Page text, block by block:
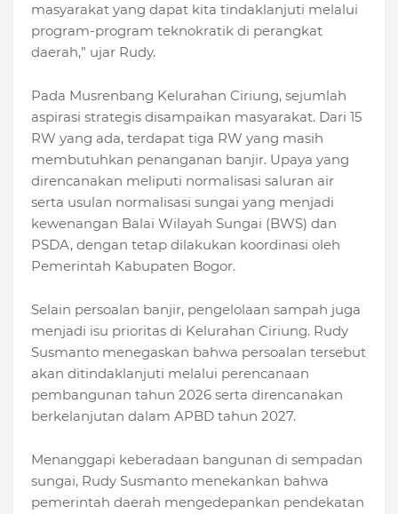
masyarakat yang dapat kita tindaklanjuti melalui
program-program teknokratik di perangkat
daerah,” ujar Rudy.
Pada Musrenbang Kelurahan Ciriung, sejumlah
aspirasi strategis disampaikan masyarakat. Dari 15
RW yang ada, terdapat tiga RW yang masih
membutuhkan penanganan banjir. Upaya yang
direncanakan meliputi normalisasi saluran air
serta usulan normalisasi sungai yang menjadi
kewenangan Balai Wilayah Sungai (BWS) dan
PSDA, dengan tetap dilakukan koordinasi oleh
Pemerintah Kabupaten Bogor.
Selain persoalan banjir, pengelolaan sampah juga
menjadi isu prioritas di Kelurahan Ciriung. Rudy
Susmanto menegaskan bahwa persoalan tersebut
akan ditindaklanjuti melalui perencanaan
pembangunan tahun 2026 serta direncanakan
berkelanjutan dalam APBD tahun 2027.
Menanggapi keberadaan bangunan di sempadan
sungai, Rudy Susmanto menekankan bahwa
pemerintah daerah mengedepankan pendekatan